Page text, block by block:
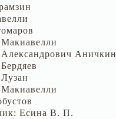
Аничкин
Есина В. П.